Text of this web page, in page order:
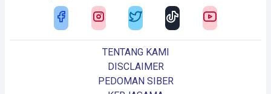
TENTANG KAMI
DISCLAIMER
PEDOMAN SIBER